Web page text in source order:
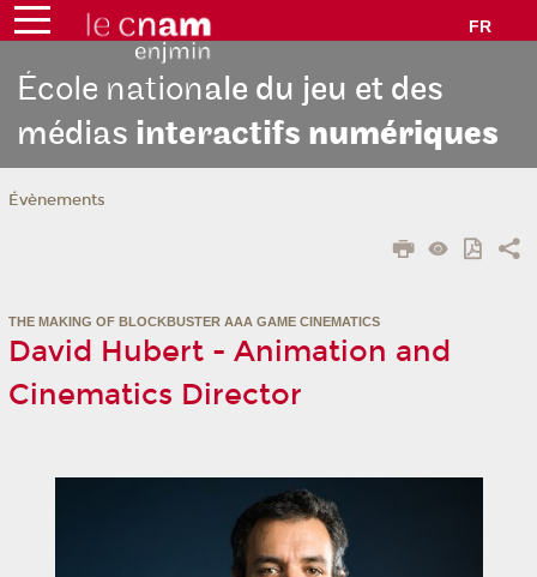
FR
École nationale du jeu et des
médias interactifs numériques
Évènements
THE MAKING OF BLOCKBUSTER AAA GAME CINEMATICS
David Hubert - Animation and
Cinematics Director